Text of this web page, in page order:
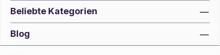
Beliebte Kategorien
Blog